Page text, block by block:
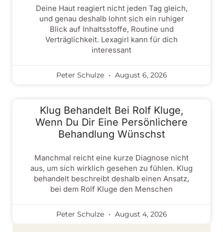
Deine Haut reagiert nicht jeden Tag gleich,
und genau deshalb lohnt sich ein ruhiger
Blick auf Inhaltsstoffe, Routine und
Verträglichkeit. Lexagirl kann für dich
interessant
Peter Schulze August 6, 2026
Klug Behandelt Bei Rolf Kluge,
Wenn Du Dir Eine Persönlichere
Behandlung Wünschst
Manchmal reicht eine kurze Diagnose nicht
aus, um sich wirklich gesehen zu fühlen. Klug
behandelt beschreibt deshalb einen Ansatz,
bei dem Rolf Kluge den Menschen
Peter Schulze August 4, 2026